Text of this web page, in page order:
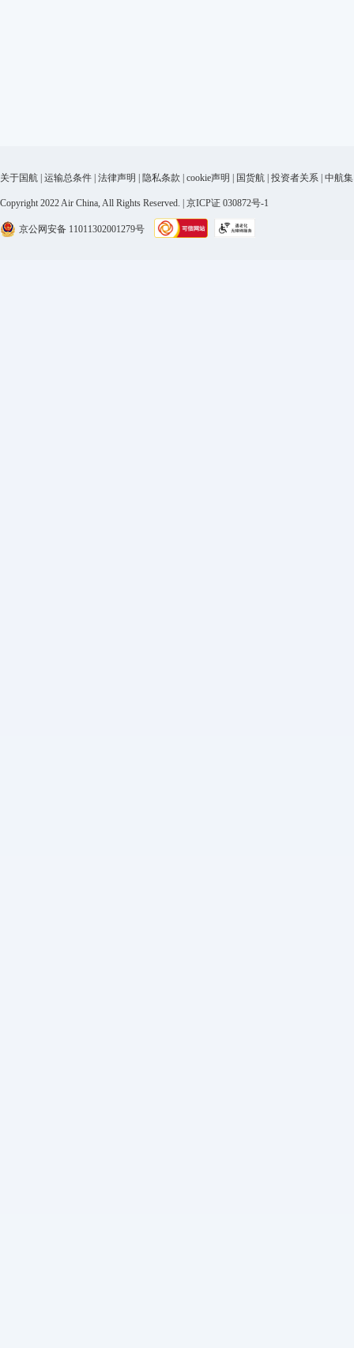
关于国航 | 运输总条件 | 法律声明 | 隐私条款 | cookie声明 | 国货航 | 投资者关系 | 中航
Copyright 2022 Air China, All Rights Reserved. | 京ICP证 030872号-1
京公网安备 11011302001279号